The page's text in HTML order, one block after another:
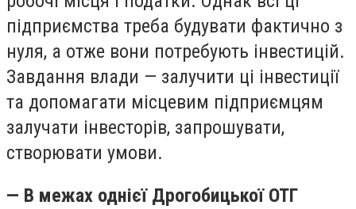
підприємства треба будувати фактично з
нуля, а отже вони потребують інвестицій.
Завдання влади — залучити ці інвестиції
та допомагати місцевим підприємцям
залучати інвесторів, запрошувати,
створювати умови.
— В межах однієї Дрогобицької ОТГ